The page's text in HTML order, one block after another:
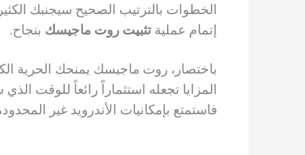
الخطوات بالترتيب الصحيح سيجنبك
إتمام عملية تثبيت روت ماجيسك بنجاح.
باختصار، روت ماجيسك يمنحك الحرية
المزايا تجعله استثماراً رائعاً للوقت
فاستمتع بإمكانيات الأندرويد غير